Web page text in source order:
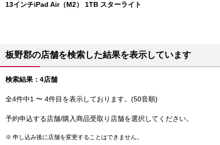
13インチiPad Air（M2） 1TB スターライト
板野郡の店舗を検索した結果を表示しています
検索結果：4店舗
全4件中1 〜 4件目を表示しております。(50音順)
予約申込する店舗/購入商品受取り店舗を選択してください。
申し込み後に店舗を変更することはできません。